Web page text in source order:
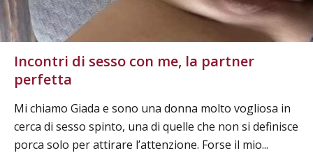
Incontri di sesso con me, la partner
perfetta
Mi chiamo Giada e sono una donna molto vogliosa in
cerca di sesso spinto, una di quelle che non si definisce
porca solo per attirare l’attenzione. Forse il mio...